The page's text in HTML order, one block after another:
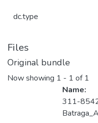
dc.type
Files
Original bundle
Now showing 1 - 1 of 1
Name:
311-